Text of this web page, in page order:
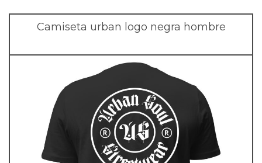
Camiseta urban logo negra hombre